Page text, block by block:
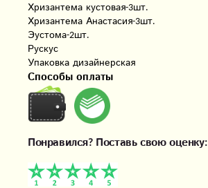
Хризантема кустовая-3шт.
Хризантема Анастасия-3шт.
Эустома-2шт.
Рускус
Упаковка дизайнерская
Способы оплаты
Понравился? Поставь свою оценку: